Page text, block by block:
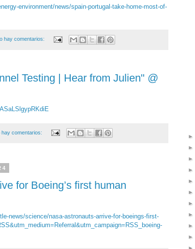
environment/news/spain-portugal-take-home-most-of-
hay comentarios:
Testing | Hear from Julien" @
hay comentarios:
for Boeing’s first human
news/science/nasa-astronauts-arrive-for-boeings-first-
►
►
►
►
►
►
►
►
►
►